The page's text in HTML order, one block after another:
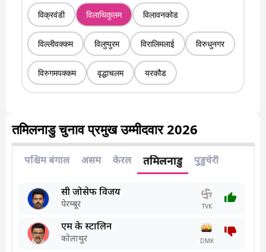
विक्रवंडी विलाथिकुलम विलावनकोड
विल्लीवक्कम विलुप्पुरम विरालिमलाई विरुधुनगर
विरुगमपक्कम वृद्धाचलम यरकौड
तमिलनाडु चुनाव प्रमुख उम्मीदवार 2026